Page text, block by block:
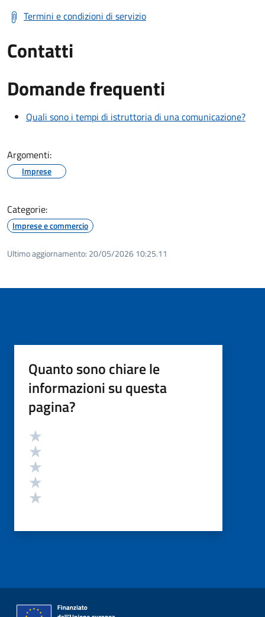
Termini e condizioni di servizio
Contatti
Domande frequenti
Quali sono i tempi di istruttoria di una comunicazione?
Argomenti:
Imprese
Categorie:
Imprese e commercio
Ultimo aggiornamento: 20/05/2026 10:25.11
Quanto sono chiare le
informazioni su questa
pagina?
Valutazione